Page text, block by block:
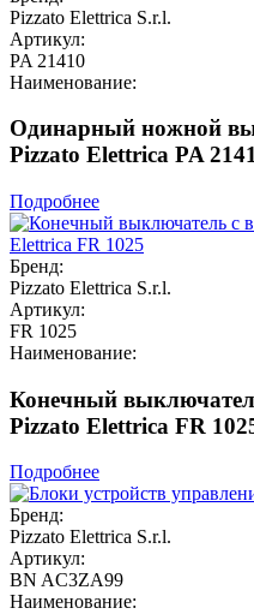
Pizzato Elettrica S.r.l.
Артикул:
PA 21410
Наименование:
Одинарный ножной
Pizzato Elettrica PA
Подробнее
Бренд:
Pizzato Elettrica S.r.l.
Артикул:
FR 1025
Наименование:
Конечный
Pizzato Elettrica FR
Подробнее
Бренд:
Pizzato Elettrica S.r.l.
Артикул:
BN AC3ZA99
Наименование: